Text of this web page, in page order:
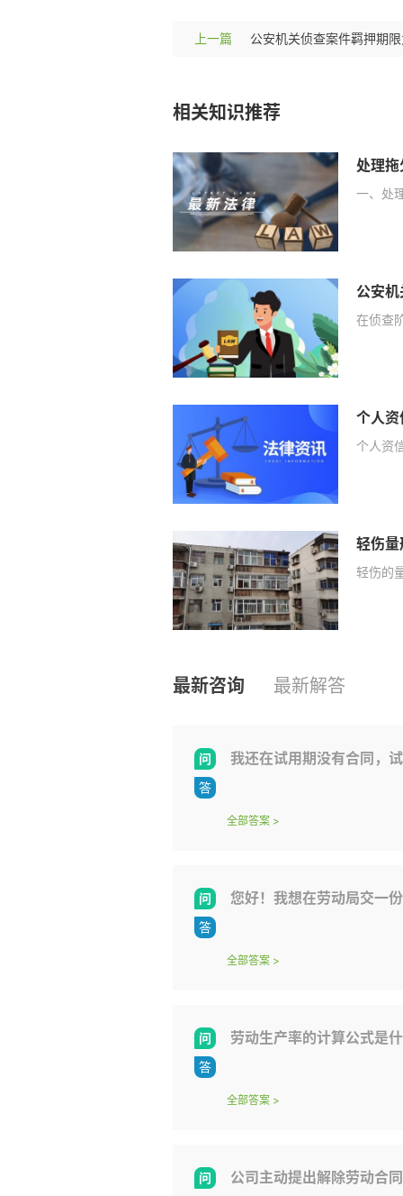
上一篇
相关知识推荐
一、处
公安
在侦查
个人
个人资
轻伤
轻伤的
最新咨询 最新解答
我还在试用期没有合同，
全部答案 >
您好！我想在劳动局交一
全部答案 >
劳动生产率的计算公式是
全部答案 >
公司主动提出解除劳动合